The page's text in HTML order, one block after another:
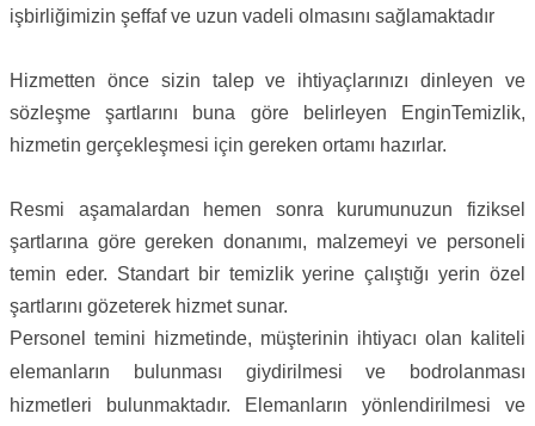
işbirliğimizin şeffaf ve uzun vadeli olmasını sağlamaktadır
Hizmetten önce sizin talep ve ihtiyaçlarınızı dinleyen ve
sözleşme şartlarını buna göre belirleyen EnginTemizlik,
hizmetin gerçekleşmesi için gereken ortamı hazırlar.
Resmi aşamalardan hemen sonra kurumunuzun fiziksel
şartlarına göre gereken donanımı, malzemeyi ve personeli
temin eder. Standart bir temizlik yerine çalıştığı yerin özel
şartlarını gözeterek hizmet sunar.
Personel temini hizmetinde, müşterinin ihtiyacı olan kaliteli
elemanların bulunması giydirilmesi ve bodrolanması
hizmetleri bulunmaktadır. Elemanların yönlendirilmesi ve